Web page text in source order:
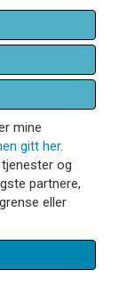
mine
gitt her.
og
partnere,
eller